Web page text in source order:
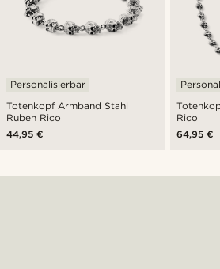
Totenkopf Armband Stahl
Ruben Rico
Personalisierbar
44,95 €
Rico
64,95 €